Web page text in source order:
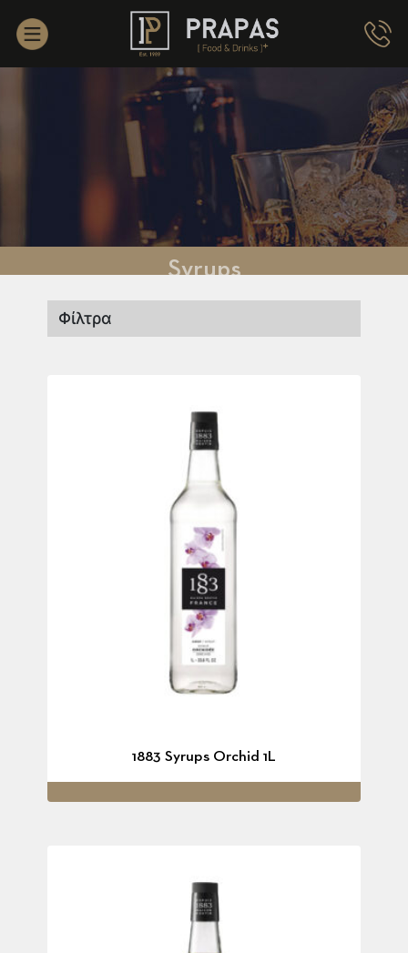
Syrups
Φίλτρα
1883 Syrups Orchid 1L